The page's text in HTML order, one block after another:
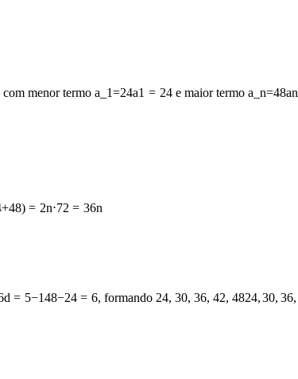
menor termo a_1=24a1 = 24e maior termo a_n=48an
+48) = 2n⋅72 = 36n
d = 5−148−24 = 6, formando 24, 30, 36, 42, 4824,30, 36,